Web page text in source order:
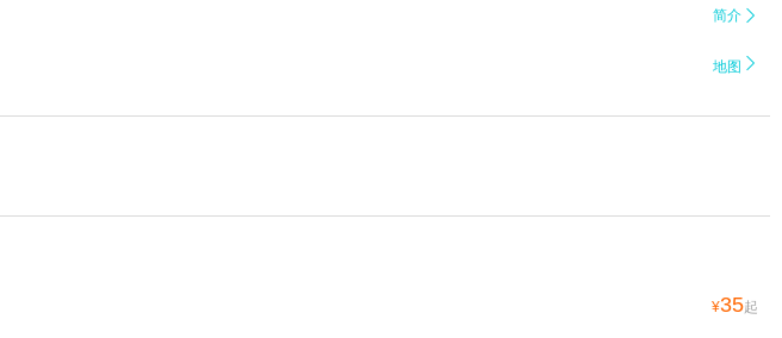
简介 
地图 
¥35起